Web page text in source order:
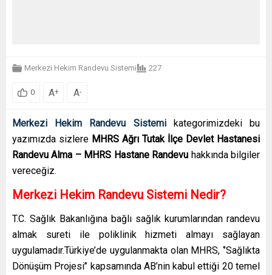
Merkezi Hekim Randevu Sistemi 227
0 A+ A-
Merkezi Hekim Randevu Sistemikategorimizdeki bu
yazımızda sizlere MHRS Ağrı Tutak İlçe Devlet Hastanesi
Randevu Alma – MHRS Hastane Randevu hakkında bilgiler
vereceğiz.
Merkezi Hekim Randevu Sistemi Nedir?
T.C. Sağlık Bakanlığına bağlı sağlık kurumlarından randevu
almak sureti ile poliklinik hizmeti almayı sağlayan
uygulamadır.Türkiye’de uygulanmakta olan MHRS, ‘’Sağlıkta
Dönüşüm Projesi’’ kapsamında AB’nin kabul ettiği 20 temel